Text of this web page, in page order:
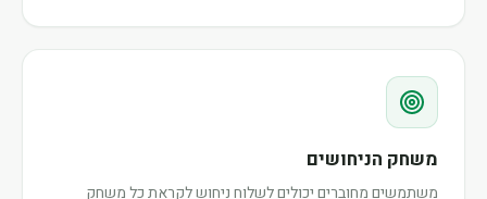
משחק הניחושים
משתמשים מחוברים יכולים לשלוח ניחוש לקראת כל משחק